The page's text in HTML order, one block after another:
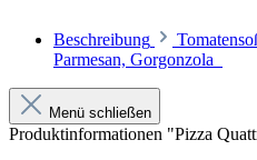
Beschreibung
Parmesan, Gorgonzola
Menü schließen
Produktinformationen "Pizza